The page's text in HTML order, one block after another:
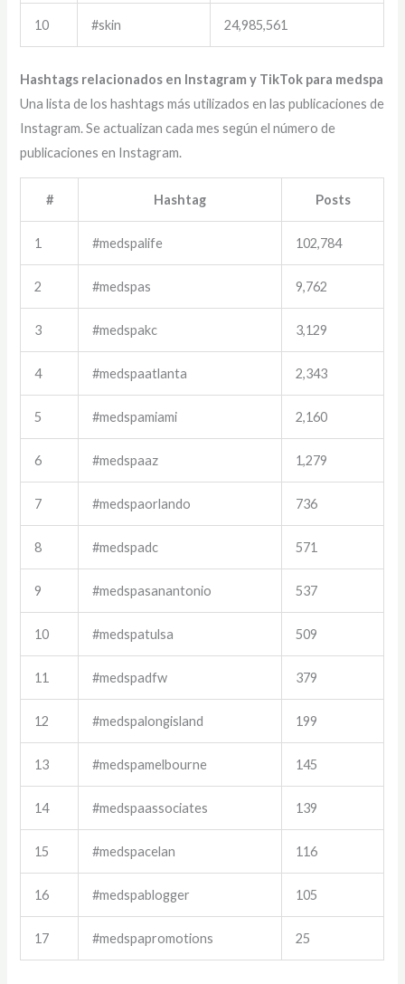
10 #skin 24,985,561
Hashtags relacionados en Instagram y TikTok para medspa
Una lista de los hashtags más utilizados en las publicaciones de
Instagram. Se actualizan cada mes según el número de
publicaciones en Instagram.
# Hashtag Posts
1 #medspalife 102,784
2 #medspas 9,762
3 #medspakc 3,129
4 #medspaatlanta 2,343
5 #medspamiami 2,160
6 #medspaaz 1,279
7 #medspaorlando 736
8 #medspadc 571
9 #medspasanantonio 537
10 #medspatulsa 509
11 #medspadfw 379
12 #medspalongisland 199
13 #medspamelbourne 145
14 #medspaassociates 139
15 #medspacelan 116
16 #medspablogger 105
17 #medspapromotions 25